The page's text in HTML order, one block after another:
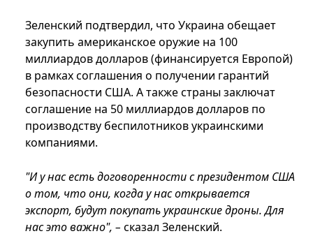
Зеленский подтвердил, что Украина обещает
закупить американское оружие на 100
миллиардов долларов (финансируется Европой)
в рамках соглашения о получении гарантий
безопасности США. А также страны заключат
соглашение на 50 миллиардов долларов по
производству беспилотников украинскими
компаниями.
"И у нас есть договоренности с президентом США
о том, что они, когда у нас открывается
экспорт, будут покупать украинские дроны. Для
нас это важно", – сказал Зеленский.